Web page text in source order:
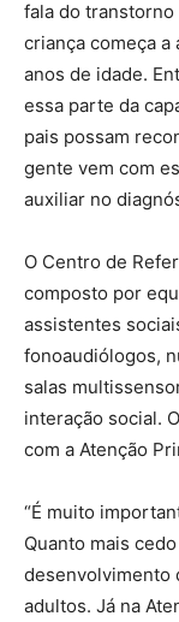
fala do
criança começa
anos de idade.
essa parte da
pais possam
gente vem com
auxiliar no
O Centro de
composto por
assistentes
fonoaudiólogos,
salas
interação social.
com a Atenção
“É muito
Quanto mais
desenvolvimento
adultos. Já na